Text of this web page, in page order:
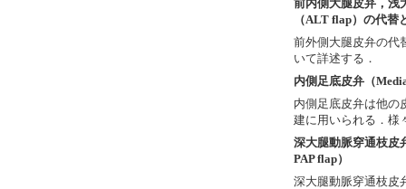
前内側大腿皮弁，
（ALT flap）の代
前外側大腿皮弁の代
いて詳述する．
内側足底皮弁（
内側足底皮弁は他の
建に用いられる．様
深大腿動脈穿通枝
PAP flap）
深大腿動脈穿通枝皮